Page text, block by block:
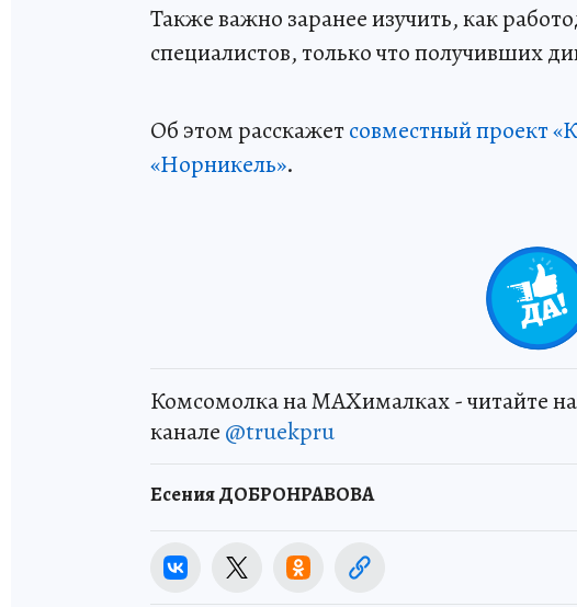
Также важно заранее изучить, как
специалистов, только что получивших
Об этом расскажетсовместный проект
«Норникель».
Комсомолка на MAXималках - читайте
канале @truekpru
Есения ДОБРОНРАВОВА